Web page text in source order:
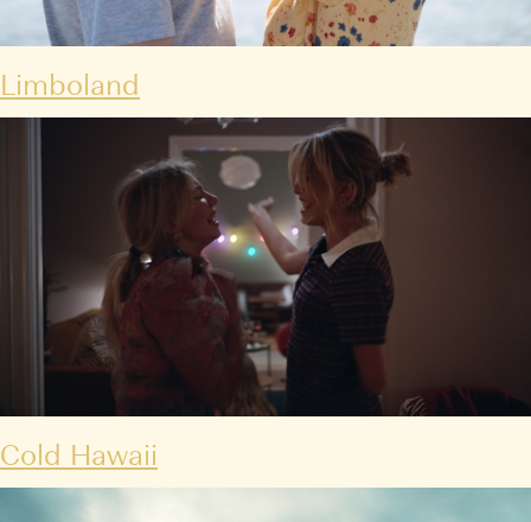
Limboland
Cold Hawaii